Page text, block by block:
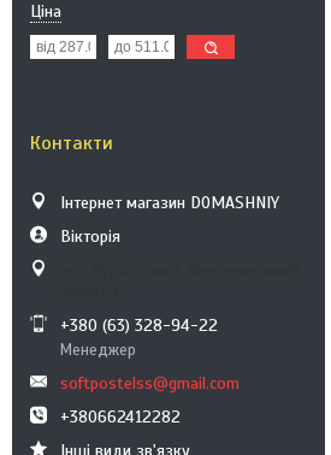
Ціна
Контакти
Інтернет магазин DOMASHNIY
Вікторія
+380 (63) 328-94-22
Менеджер
softpostelss@gmail.com
+380662412282
Інші види зв'язку